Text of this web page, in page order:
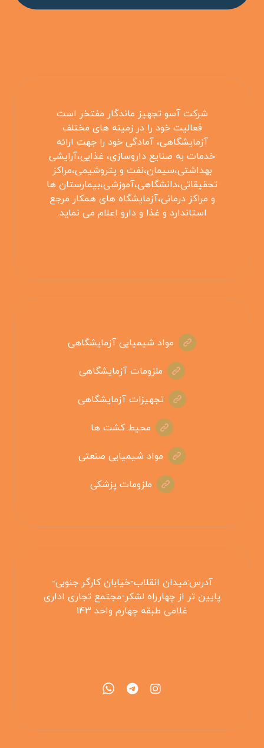
شرکت آسو تجهیز ماندگار مفتخر است
فعالیت خود را در زمینه های مختلف
آزمایشگاهی، آمادگی خود را جهت ارائه
خدمات به صنایع داروسازی، غذایی،آرایشی
بهداشتی،سیمان،نفت و پتروشیمی،مراکز
تحقیقاتی،دانشگاهی،آموزشی،بیمارستان ها
و مراکز درمانی،آزمایشگاه های همکار مرجع
استاندارد و غذا و دارو اعلام می نماید.
مواد شیمیایی آزمایشگاهی
ملزومات آزمایشگاهی
تجهیزات آزمایشگاهی
محیط کشت ها
مواد شیمیایی صنعتی
ملزومات پزشکی
آدرس:میدان انقلاب-خیابان کارگر جنوبی-
پایین تر از چهارراه لشکر-مجتمع تجاری اداری
غلامی طبقه چهارم واحد ۱۴۳